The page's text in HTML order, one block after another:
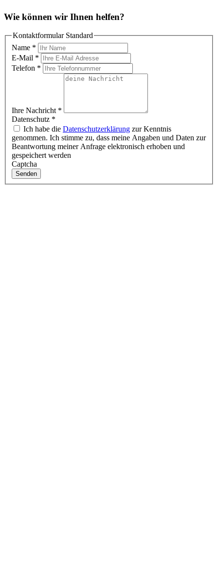
Wie können wir Ihnen helfen?
Kontaktformular Standard
Name *
E-Mail *
Telefon *
Ihre Nachricht *
Datenschutz *
Ich habe die Datenschutzerklärung zur Kenntnis
genommen. Ich stimme zu, dass meine Angaben und Daten zur
Beantwortung meiner Anfrage elektronisch erhoben und
gespeichert werden
Captcha
Senden